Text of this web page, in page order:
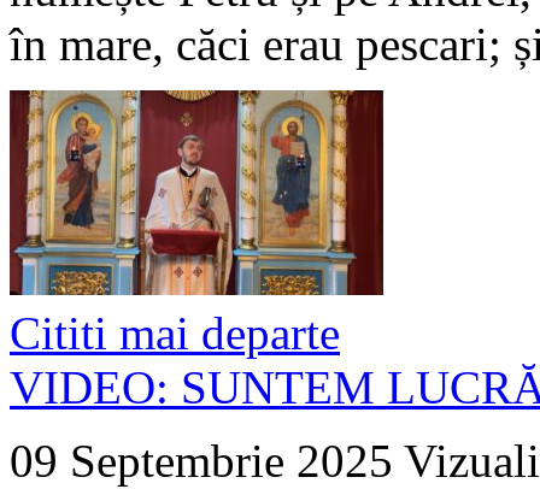
în mare, căci erau
Cititi mai departe
VIDEO: SUNTEM
09 Septembrie 2025